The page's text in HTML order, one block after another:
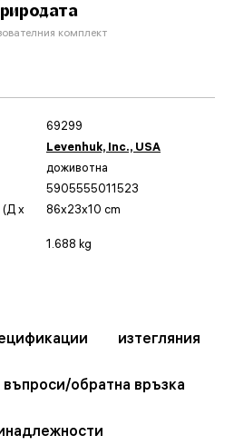
комплект
69299
Levenhuk, Inc., USA
доживотна
5905555011523
(Д x
86x23x10 cm
1.688 kg
изтегляния
въпроси/обратна връзка